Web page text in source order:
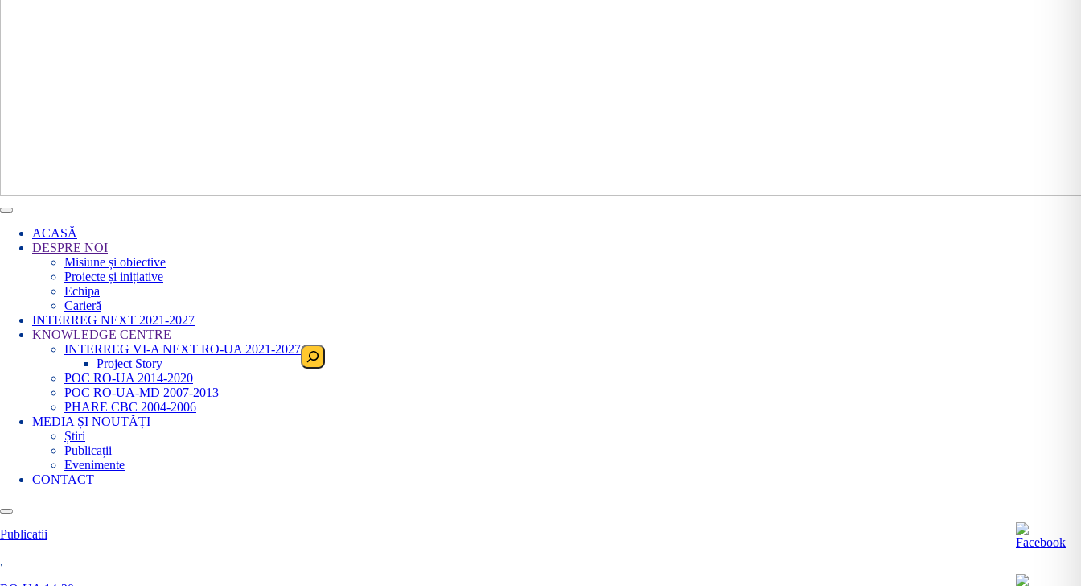
ACASĂ
DESPRE NOI
Misiune și obiective
Proiecte și inițiative
Echipa
Carieră
INTERREG NEXT 2021-2027
KNOWLEDGE CENTRE
INTERREG VI-A NEXT RO-UA 2021-2027
Project Story
POC RO-UA 2014-2020
POC RO-UA-MD 2007-2013
PHARE CBC 2004-2006
MEDIA ȘI NOUTĂȚI
Știri
Publicații
Evenimente
CONTACT
Search
Publicatii
,